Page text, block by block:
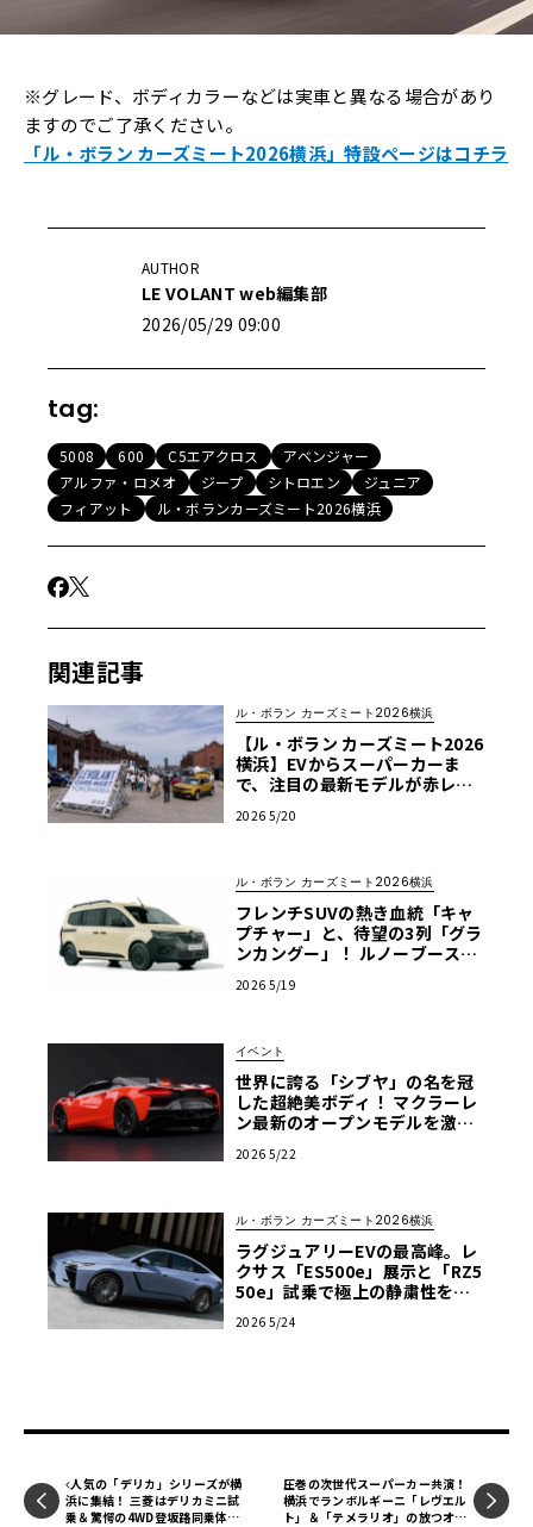
※グレード、ボディカラーなどは実車と異なる場合があり
ますのでご了承ください。
「ル・ボラン カーズミート2026横浜」特設ページはコチラ
AUTHOR
LE VOLANT web編集部
2026/05/29 09:00
tag:
5008 600 C5エアクロス
アベンジャー
アルファ・ロメオ
ジープ シトロエン
ジュニア
フィアット
ル・ボランカーズミート2026横浜
関連記事
ル・ボラン カーズミート2026横浜
【ル・ボラン カーズミート2026
横浜】EVからスーパーカーま
で、注目の最新モデルが赤レン
2026 5/20
ル・ボラン カーズミート2026横浜
フレンチSUVの熱き血統「キャ
プチャー」と、待望の3列「グラ
ンカングー」！ ルノーブースか
ーズミート2026横浜】
2026 5/19
イベント
世界に誇る「シブヤ」の名を冠
した超絶美ボディ！ マクラーレ
ン最新のオープンモデルを激写
2026横浜】
2026 5/22
ル・ボラン カーズミート2026横浜
ラグジュアリーEVの最高峰。レ
クサス「ES500e」展示と「RZ5
50e」試乗で極上の静粛性を体
ト2026横浜】
2026 5/24
人気の「デリカ」シリーズが横
浜に集結！ 三菱はデリカミニ試
乗＆驚愕の4WD登坂路同乗体験
圧巻の次世代スーパーカー共演！
横浜でランボルギーニ「レヴエル
ト」＆「テメラリオ」の放つオー